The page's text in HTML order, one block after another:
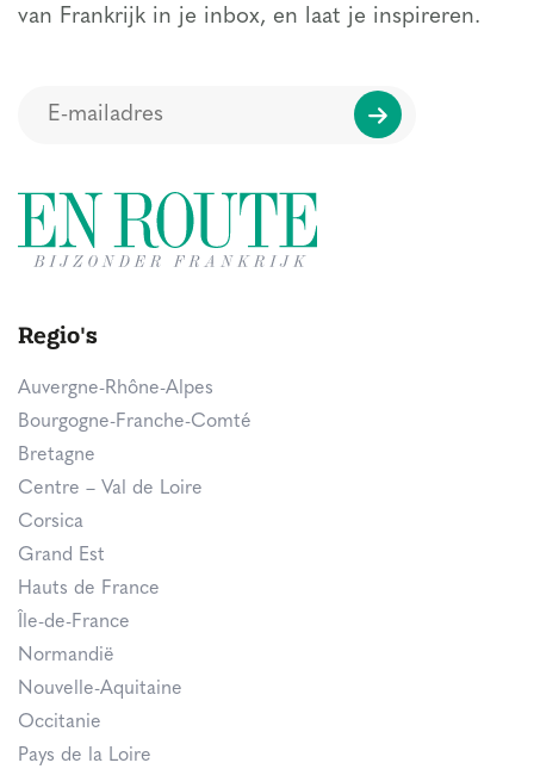
van Frankrijk in je inbox, en laat je inspireren.
Regio's
Auvergne-Rhône-Alpes
Bourgogne-Franche-Comté
Bretagne
Centre – Val de Loire
Corsica
Grand Est
Hauts de France
Île-de-France
Normandië
Nouvelle-Aquitaine
Occitanie
Pays de la Loire